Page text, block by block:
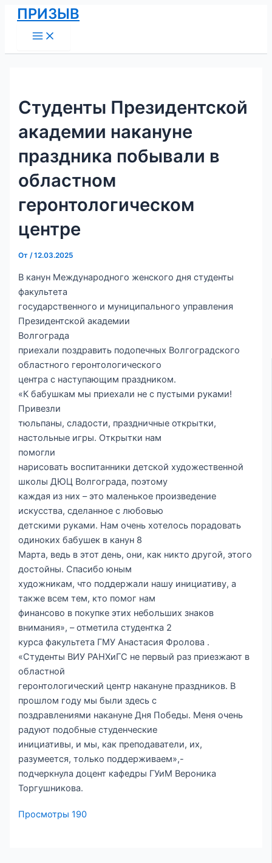
Перейти
содержимому
ПРИЗЫВ
Menu
Студенты Президентской
академии накануне
праздника побывали в
областном
геронтологическом
центре
От/12.03.2025
В канун Международного женского дня студенты
факультета
государственного и муниципального управления
Президентской академии
Волгограда
приехали поздравить подопечных Волгоградского
областного геронтологического
центра с наступающим праздником.
«К бабушкам мы приехали не с пустыми руками!
Привезли
тюльпаны, сладости, праздничные открытки,
настольные игры. Открытки нам
помогли
нарисовать воспитанники детской художественной
школы ДЮЦ Волгограда, поэтому
каждая из них – это маленькое произведение
искусства, сделанное с любовью
детскими руками. Нам очень хотелось порадовать
одиноких бабушек в канун 8
Марта, ведь в этот день, они, как никто другой, этого
достойны. Спасибо юным
художникам, что поддержали нашу инициативу, а
также всем тем, кто помог нам
финансово в покупке этих небольших знаков
внимания», – отметила студентка 2
курса факультета ГМУ Анастасия Фролова .
«Студенты ВИУ РАНХиГС не первый раз приезжают в
областной
геронтологический центр накануне праздников. В
прошлом году мы были здесь с
поздравлениями накануне Дня Победы. Меня очень
радуют подобные студенческие
инициативы, и мы, как преподаватели, их,
разумеется, только поддерживаем»,-
подчеркнула доцент кафедры ГУиМ Вероника
Торгушникова.
Просмотры 190
Навигация
по
записям